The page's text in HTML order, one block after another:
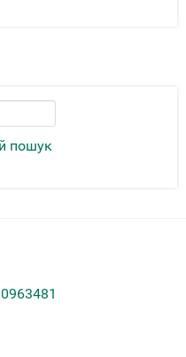
пошук